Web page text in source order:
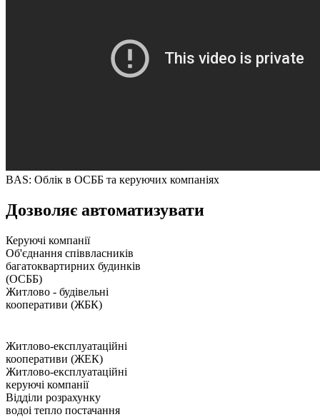
BAS: Облік в ОСББ та керуючих компаніях
Дозволяє автоматизувати
Керуючі компанії
Об'єднання співвласників
багатоквартирних будинків
(ОСББ)
Житлово - будівельні
кооперативи (ЖБК)
Житлово-експлуатаційні
кооперативи (ЖЕК)
Житлово-експлуатаційні
керуючі компанії
Відділи розрахунку
водоі тепло постачання